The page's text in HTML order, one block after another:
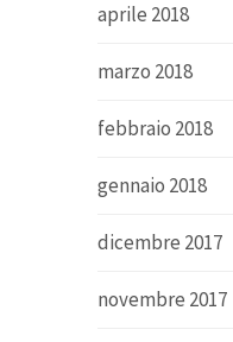
aprile 2018
marzo 2018
febbraio 2018
gennaio 2018
dicembre 2017
novembre 2017